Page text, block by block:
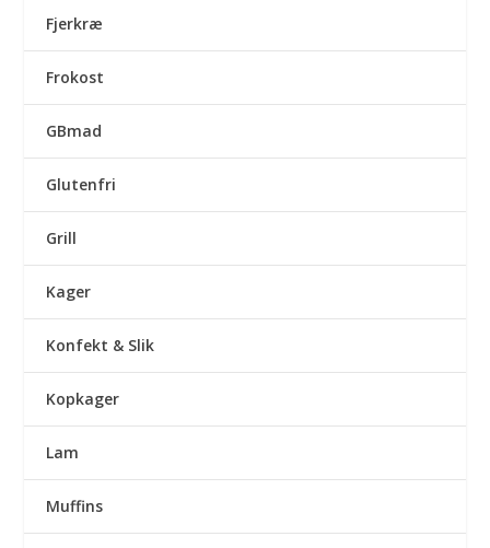
Fjerkræ
Frokost
GBmad
Glutenfri
Grill
Kager
Konfekt & Slik
Kopkager
Lam
Muffins